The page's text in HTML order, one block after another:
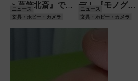
＞葛飾北斎』で自
分だけの北斎画作
ニュース
文具・ホビー・カメラ
デ！ 『モノグラ
フ＆モノ消しゴム
ニュース
文具・ホビー・カメラ